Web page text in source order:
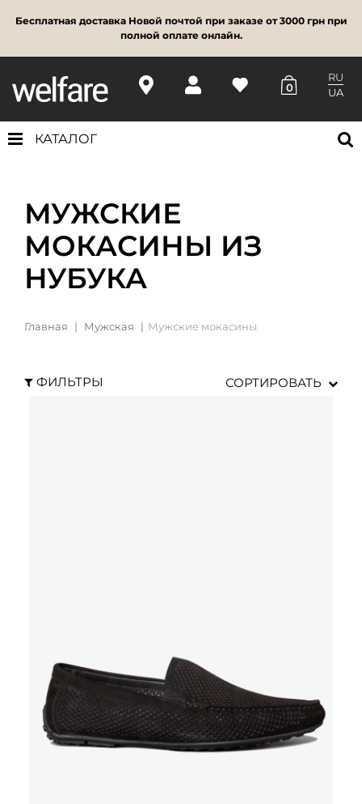
Бесплатная доставка Новой почтой при заказе от 3000 грн при
полной оплате онлайн.
0
RU
UA
КАТАЛОГ
МУЖСКИЕ
МОКАСИНЫ ИЗ
НУБУКА
Главная Мужская Мужские мокасины
ФИЛЬТРЫ СОРТИРОВАТЬ